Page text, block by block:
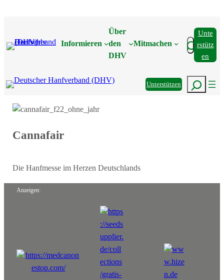
Informieren
Über
den
DHV
Mitmachen Suchen
Unte
Rstütz
En
UnterstützenSuchen
Cannafair
Die Hanfmesse im Herzen Deutschlands
Anzeigen: